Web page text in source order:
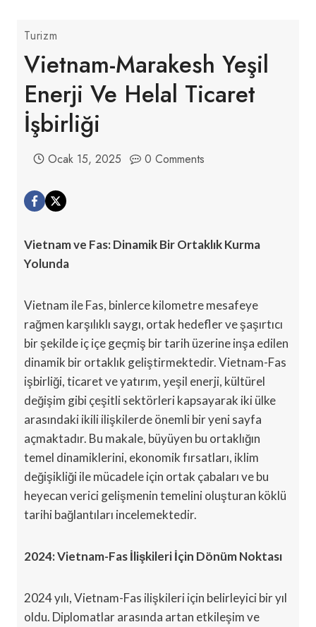
Turizm
Vietnam-Marakesh Yeşil
Enerji Ve Helal Ticaret
İşbirliği
Ocak 15, 2025 0 Comments
Vietnam ve Fas: Dinamik Bir Ortaklık Kurma
Yolunda
Vietnam ile Fas, binlerce kilometre mesafeye
rağmen karşılıklı saygı, ortak hedefler ve şaşırtıcı
bir şekilde iç içe geçmiş bir tarih üzerine inşa edilen
dinamik bir ortaklık geliştirmektedir. Vietnam-Fas
işbirliği, ticaret ve yatırım, yeşil enerji, kültürel
değişim gibi çeşitli sektörleri kapsayarak iki ülke
arasındaki ikili ilişkilerde önemli bir yeni sayfa
açmaktadır. Bu makale, büyüyen bu ortaklığın
temel dinamiklerini, ekonomik fırsatları, iklim
değişikliği ile mücadele için ortak çabaları ve bu
heyecan verici gelişmenin temelini oluşturan köklü
tarihi bağlantıları incelemektedir.
2024: Vietnam-Fas İlişkileri İçin Dönüm Noktası
2024 yılı, Vietnam-Fas ilişkileri için belirleyici bir yıl
oldu. Diplomatlar arasında artan etkileşim ve